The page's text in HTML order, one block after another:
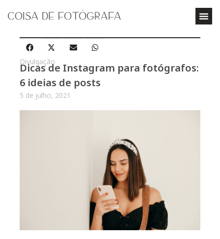
Divulgação
Dicas de Instagram para fotógrafos:
6 ideias de posts
5 de julho, 2021